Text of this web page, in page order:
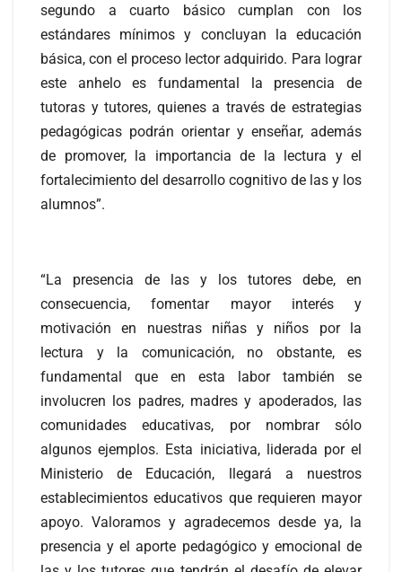
segundo a cuarto básico cumplan con los
estándares mínimos y concluyan la educación
básica, con el proceso lector adquirido. Para lograr
este anhelo es fundamental la presencia de
tutoras y tutores, quienes a través de estrategias
pedagógicas podrán orientar y enseñar, además
de promover, la importancia de la lectura y el
fortalecimiento del desarrollo cognitivo de las y los
alumnos”.
“La presencia de las y los tutores debe, en
consecuencia, fomentar mayor interés y
motivación en nuestras niñas y niños por la
lectura y la comunicación, no obstante, es
fundamental que en esta labor también se
involucren los padres, madres y apoderados, las
comunidades educativas, por nombrar sólo
algunos ejemplos. Esta iniciativa, liderada por el
Ministerio de Educación, llegará a nuestros
establecimientos educativos que requieren mayor
apoyo. Valoramos y agradecemos desde ya, la
presencia y el aporte pedagógico y emocional de